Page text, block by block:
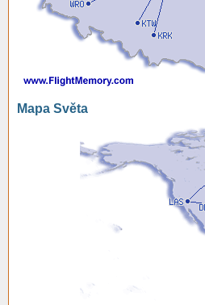
Mapa Světa